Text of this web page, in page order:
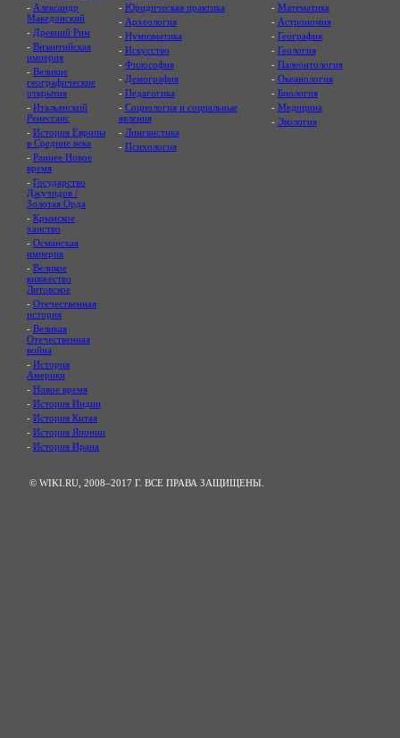
- Александр
Македонский
- Древний Рим
- Византийская
империя
- Великие
географические
открытия
- Итальянский
Ренессанс
- История Европы
в Средние века
- Раннее Новое
время
- Государство
Джучидов /
Золотая Орда
- Крымское
ханство
- Османская
империя
- Великое
княжество
Литовское
- Отечественная
история
- Великая
Отечественная
война
- История
Америки
- Новое время
- История Индии
- История Китая
- История Японии
- История Ирана
- Юридическая практика
- Археология
- Нумизматика
- Искусство
- Философия
- Демография
- Педагогика
- Социология и социальные
явления
- Лингвистика
- Психология
- Математика
- Астрономия
- География
- Геология
- Палеонтология
- Океанология
- Биология
- Медицина
- Экология
© WIKI.RU, 2008–2017 Г. ВСЕ ПРАВА ЗАЩИЩЕНЫ.